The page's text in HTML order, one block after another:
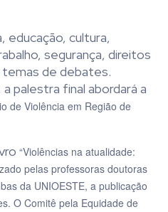
educação, cultura,
segurança, direitos
de debates.
palestra final abordará a
de Violência em Região de
“Violências na atualidade:
pelas professoras doutoras
da UNIOESTE, a publicação
O Comitê pela Equidade de